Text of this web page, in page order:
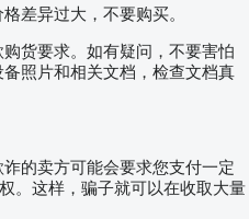
差异过大，不要购买。
货要求。如有疑问，不要害怕
照片和相关文档，检查文档真
的卖方可能会要求您支付一定
。这样，骗子就可以在收取大量